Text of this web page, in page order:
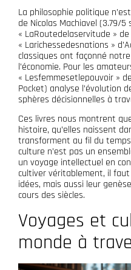
La philosophie politique
de Nicolas Machiavel (3.79/5
« LaRoutedelaservitude »
« Larichessedesnations »
classiques ont façonné
l’économie. Pour les
« Lesfemmesetlepouvoir »
Pocket) analyse l’évolution
sphères décisionnelles à
Ces livres nous montrent
histoire, qu’elles naissent
transforment au fil du
culture n’est pas un
un voyage intellectuel en
cultiver véritablement, il
idées, mais aussi leur
cours des siècles.
Voyages et
monde à